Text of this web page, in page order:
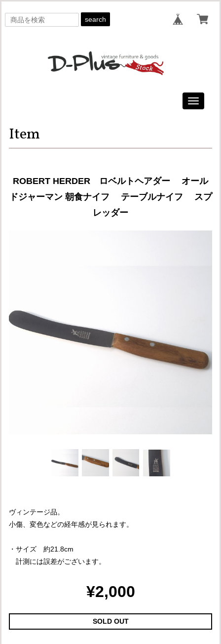
search
Toggle
Item
ROBERT HERDER ロベルトヘアダー オール
ドジャーマン 朝食ナイフ テーブルナイフ スプ
レッダー
ヴィンテージ品。
小傷、変色などの経年感が見られます。
・サイズ 約21.8cm
計測には誤差がございます。
¥2,000
SOLD OUT